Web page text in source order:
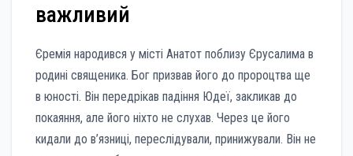
важливий
Єремія народився у місті Анатот поблизу Єрусалима в
родині священика. Бог призвав його до пророцтва ще
в юності. Він передрікав падіння Юдеї, закликав до
покаяння, але його ніхто не слухав. Через це його
кидали до в’язниці, переслідували, принижували. Він не